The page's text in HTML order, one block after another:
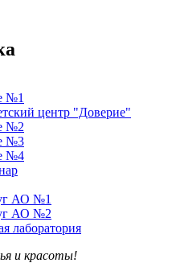
№1
центр "Доверие"
№2
№3
№4
АО №1
АО №2
лаборатория
и красоты!